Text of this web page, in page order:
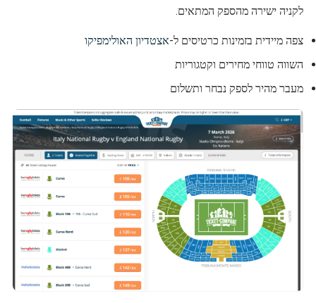
לקניה ישירה מהספק המתאים.
צפה מיידית בזמינות כרטיסים ל-אצטדיון האולימפיקו
השווה טווחי מחירים וקטגוריות
מעבר מהיר לספק נבחר ותשלום